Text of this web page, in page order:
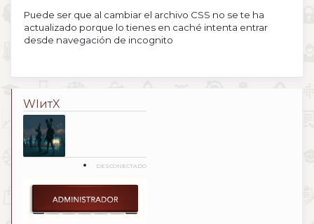
Puede ser que al cambiar el archivo CSS no se te ha
actualizado porque lo tienes en caché intenta entrar
desde navegación de incognito
WIитX
DESCONECTADO